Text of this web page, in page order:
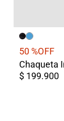
50 %OFF
$ 199.900